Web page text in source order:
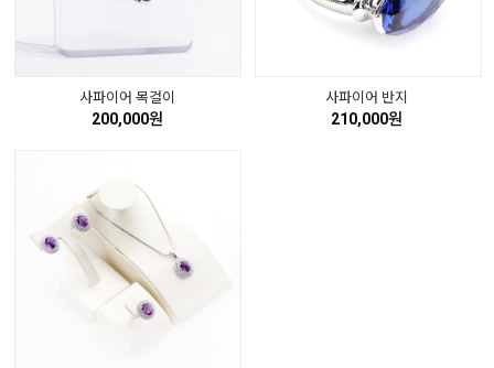
사파이어 목걸이
200,000원
사파이어 반지
210,000원